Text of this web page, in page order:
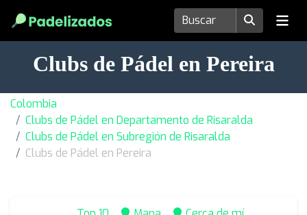
Clubs de Pádel en Pereira
Colombia
Clubs de Pádel en Departamento de Risaralda
Clubs de Pádel en Subregión de Risaralda
Clubs de Pádel en Pereira